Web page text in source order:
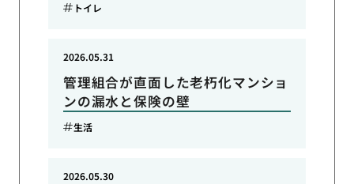
トイレ
管理組合が直面した老朽化マンショ
ンの漏水と保険の壁
2026.05.31
生活
2026.05.30